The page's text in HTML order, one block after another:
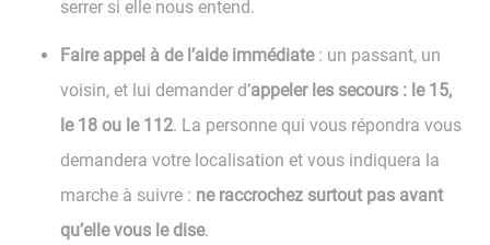
serrer si elle nous entend.
Faire appel à de l’aide immédiate: un passant, un
voisin, et lui demander d’appeler les secours : le 15,
le 18 ou le 112. La personne qui vous répondra vous
demandera votre localisation et vous indiquera la
marche à suivre : ne raccrochez surtout pas avant
qu’elle vous le dise.